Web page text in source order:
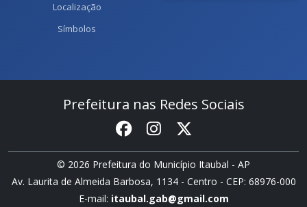
Localização
Símbolos
Prefeitura nas Redes Sociais
© 2026 Prefeitura do Município Itaubal - AP
Av. Laurita de Almeida Barbosa, 1134 - Centro - CEP: 68976-000
E-mail: itaubal.gab@gmail.com